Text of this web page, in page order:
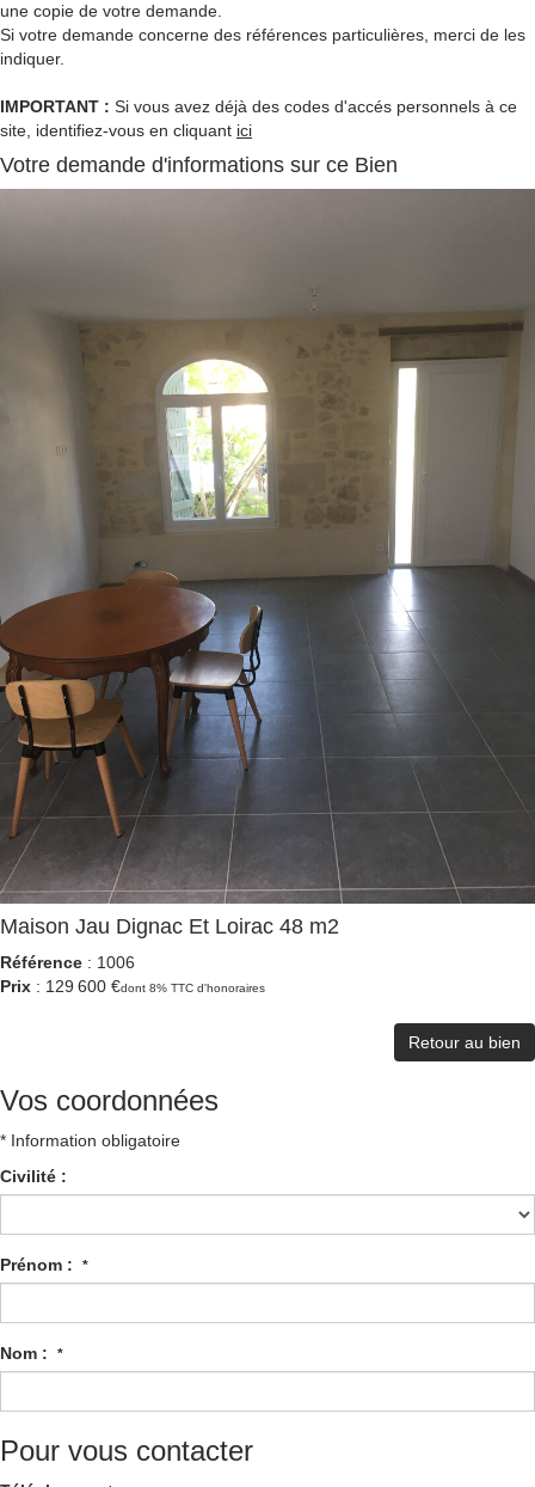
une copie de votre demande.
Si votre demande concerne des références particulières, merci de les
indiquer.
IMPORTANT : Si vous avez déjà des codes d'accés personnels à ce
site, identifiez-vous en cliquant ici
Votre demande d'informations sur ce Bien
Maison Jau Dignac Et Loirac 48 m2
Référence : 1006
Prix : 129 600 €dont 8% TTC d'honoraires
Retour au bien
Vos coordonnées
* Information obligatoire
Civilité :
Prénom : *
Nom : *
Pour vous contacter